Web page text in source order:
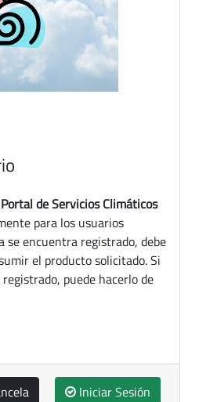
Portal de Servicios Climáticos
para los usuarios
se encuentra registrado, debe
el producto solicitado. Si
puede hacerlo de
Iniciar Sesión